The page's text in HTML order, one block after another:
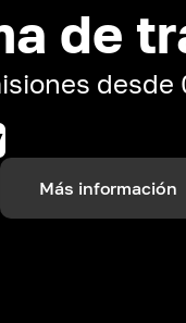
de
desde
Más información